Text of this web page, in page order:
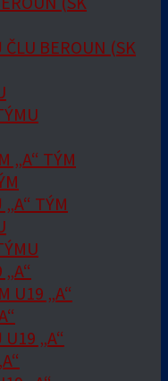
ČLU BEROUN (SK
„A“ TÝM
TÝM
U19 „A“
U19 „A“